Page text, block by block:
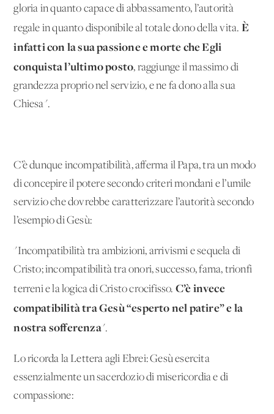
gloria in quanto capace di abbassamento, l’autorità
regale in quanto disponibile al totale dono della vita. È
infatti con la sua passione e morte che Egli
conquista l’ultimo posto, raggiunge il massimo di
grandezza proprio nel servizio, e ne fa dono alla sua
Chiesa".
C’è dunque incompatibilità, afferma il Papa, tra un modo
di concepire il potere secondo criteri mondani e l’umile
servizio che dovrebbe caratterizzare l’autorità secondo
l’esempio di Gesù:
"Incompatibilità tra ambizioni, arrivismi e sequela di
Cristo; incompatibilità tra onori, successo, fama, trionfi
terreni e la logica di Cristo crocifisso. C’è invece
compatibilità tra Gesù “esperto nel patire” e la
nostra sofferenza".
Lo ricorda la Lettera agli Ebrei: Gesù esercita
essenzialmente un sacerdozio di misericordia e di
compassione: